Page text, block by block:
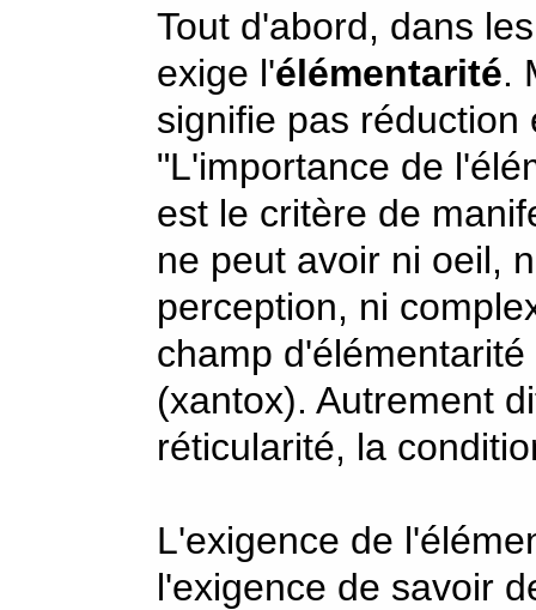
Tout d'abord, dans
exige l'élémentarité.
signifie pas réduction
"L'importance de
est le critère de
ne peut avoir ni oeil,
perception, ni
champ
(xantox). Autrement
réticularité, la
L'exigence de
l'exigence de savoir